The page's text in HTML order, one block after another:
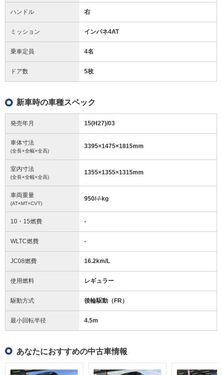
ハンドル 右
ミッション インパネ4AT
乗車定員 4名
ドア数 5枚
新車時の車種スペック
発売年月 15(H27)/03
車体寸法
(全長×全幅×全高)
3395×1475×1815mm
室内寸法
(全長×全幅×全高)
1355×1355×1315mm
車両重量
(AT×MT×CVT)
950/-/-kg
10・15燃費 -
WLTC燃費 -
JC08燃費 16.2km/L
使用燃料 レギュラー
駆動方式 後輪駆動（FR）
最小回転半径 4.5m
あなたにおすすめの中古車情報